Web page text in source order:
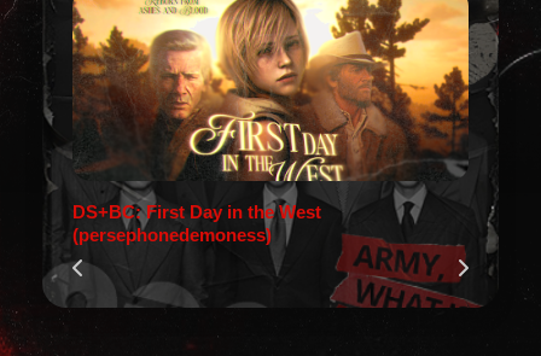
DS+BC: First Day in the West
(persephonedemoness)